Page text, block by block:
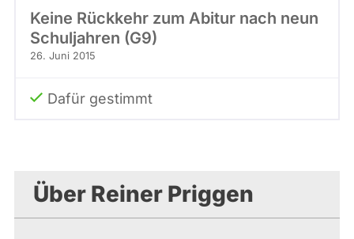
Keine Rückkehr zum Abitur nach neun
Schuljahren (G9)
26. Juni 2015
Dafür gestimmt
Über Reiner Priggen